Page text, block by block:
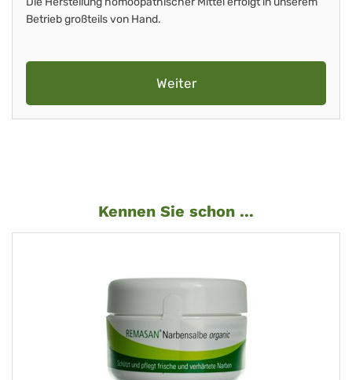
Betrieb großteils von Hand.
Weiter
Kennen Sie schon ...